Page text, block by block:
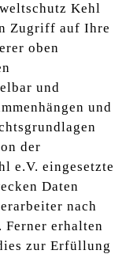
Kehl
Zugriff auf Ihre
oben
und
und
der
e.V. eingesetzte
Daten
nach
Ferner erhalten
zur Erfüllung